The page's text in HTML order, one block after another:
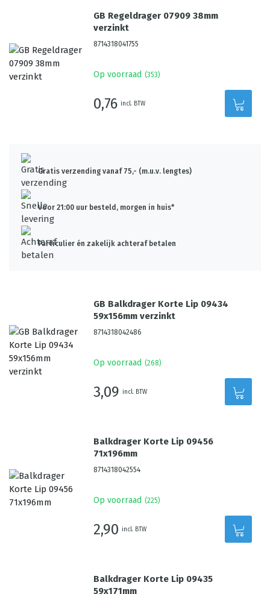
GB Regeldrager 07909 38mm
verzinkt
8714318041755
Op voorraad (353)
0,76 incl. BTW
Gratis verzending vanaf 75,- (m.u.v. lengtes)
Voor 21:00 uur besteld, morgen in huis*
Particulier én zakelijk achteraf betalen
GB Balkdrager Korte Lip 09434
59x156mm verzinkt
8714318042486
Op voorraad (268)
3,09 incl. BTW
Balkdrager Korte Lip 09456
71x196mm
8714318042554
Op voorraad (225)
2,90 incl. BTW
Balkdrager Korte Lip 09435
59x171mm